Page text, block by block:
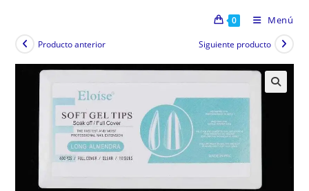
0 Menú
Producto anterior Siguiente producto